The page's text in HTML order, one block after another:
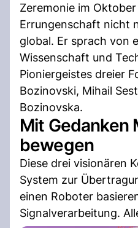
Zeremonie im
Errungenschaft nicht
global. Er sprach von
Wissenschaft und
Pioniergeistes dreier
Bozinovski, Mihail
Bozinovska.
Mit Gedanken
bewegen
Diese drei visionären
System zur
einen Roboter
Signalverarbeitung.